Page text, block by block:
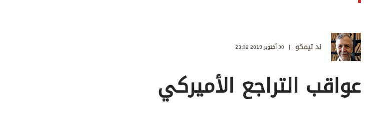
التعليم والمعرفة
ند تيمكو 30 أكتوبر 2019 23:32
عواقب التراجع الأميركي